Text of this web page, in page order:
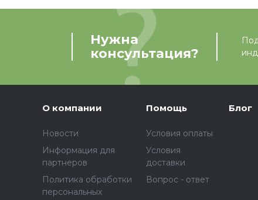
Нужна
консультация?
О компании
Новости
Информация для
партнеров
Политика обработки
персональных
Помощь
Условия оплаты
Условия
доставки
Вопрос - ответ
Блог